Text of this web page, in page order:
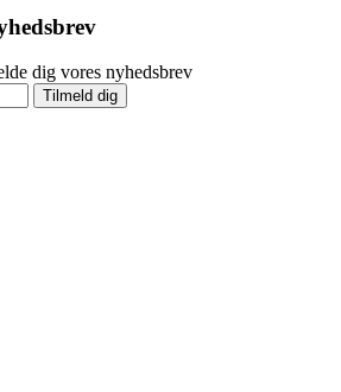
dig vores nyhedsbrev
Tilmeld dig